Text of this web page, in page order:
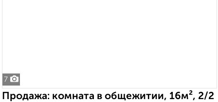
7
Продажа: комната в общежитии, 16м², 2/2